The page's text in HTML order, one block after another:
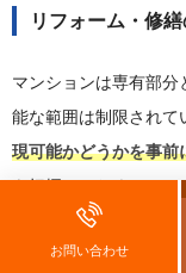
リフォーム・修
マンションは専有部
能な範囲は制限されて
現可能かどうかを事前
を把握しておくことで
算を正確に見積もるこ
お問い合わせ